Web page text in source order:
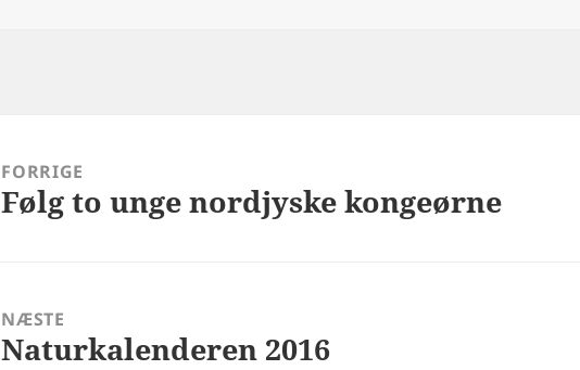
FORRIGE
Forrige
Følg to unge nordjyske kongeørne
NÆSTE
Næste
Naturkalenderen 2016